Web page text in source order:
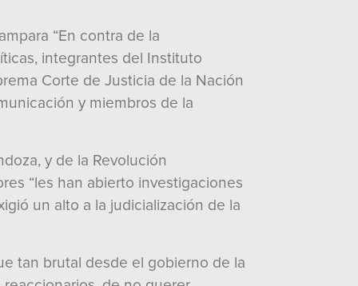
“En contra de la
integrantes del Instituto
Corte de Justicia de la Nación
y miembros de la
y de la Revolución
“les han abierto investigaciones
un alto a la judicialización de la
tan brutal desde el gobierno de la